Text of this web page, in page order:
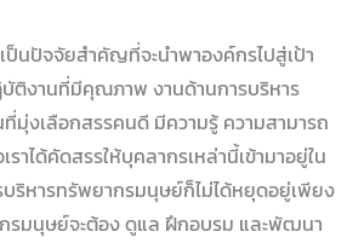
นปัจจัยสำคัญที่จะนำพาองค์กรไปสู่เป้า
บัติงานที่มีคุณภาพ งานด้านการบริหาร
มุ่งเลือกสรรคนดี มีความรู้ ความสามารถ
ราได้คัดสรรให้บุคลากรเหล่านี้เข้ามาอยู่ใน
ริหารทรัพยากรมนุษย์ก็ไม่ได้หยุดอยู่เพียง
รมนุษย์จะต้อง ดูแล ฝึกอบรม และพัฒนา